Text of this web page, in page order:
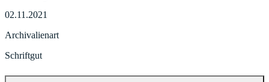
02.11.2021
Archivalienart
Schriftgut